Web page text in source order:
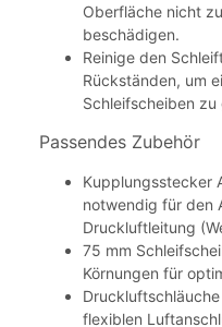
Oberfläche nicht
beschädigen.
Reinige den
Rückständen, um
Schleifscheiben zu
Passendes Zubehör
Kupplungsstecker
notwendig für den
Druckluftleitung
75 mm
Körnungen für
flexiblen